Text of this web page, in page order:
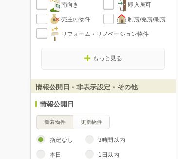
南向き 即入居可
売主の物件 制震/免震/耐震
リフォーム・リノベーション物件
もっと見る
情報公開日・非表示設定・その他
情報公開日
新着物件 更新物件
指定なし 3時間以内
本日 1日以内